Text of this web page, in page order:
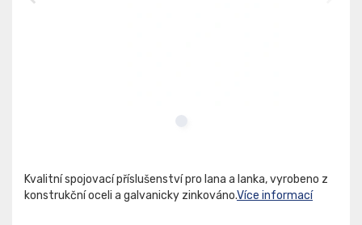
Kvalitní spojovací příslušenství pro lana a lanka, vyrobeno z
konstrukční oceli a galvanicky zinkováno.Více informací